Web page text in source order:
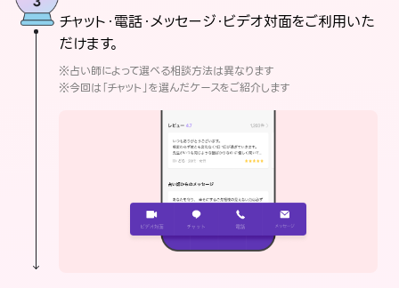
チャット・電話・メッセージ・ビデオ対面をご利用いた
だけます。
※占い師によって選べる相談方法は異なります
※今回は「チャット」を選んだケースをご紹介します